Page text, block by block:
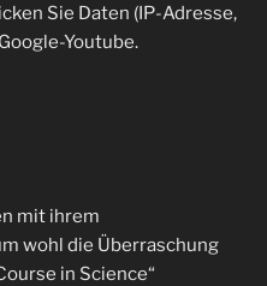
Sie Daten (IP-Adresse,
Youtube.
mit ihrem
wohl die Überraschung
in Science“